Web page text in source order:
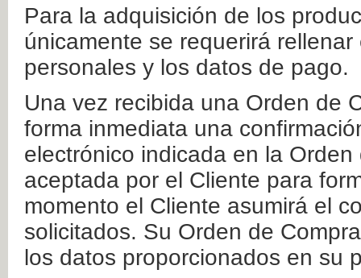
Para la adquisición de los
únicamente se requerirá
personales y los datos de pago.
Una vez recibida una Orden de
forma inmediata una
electrónico indicada en la
aceptada por el Cliente para
momento el Cliente asumirá el
solicitados. Su Orden de
los datos proporcionados en su